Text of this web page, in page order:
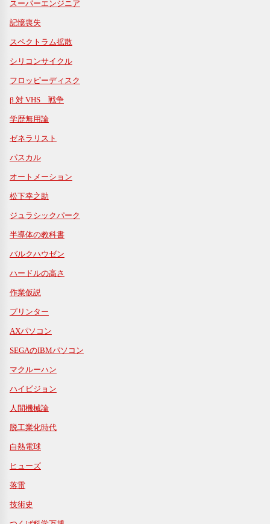
スーパーエンジニア
記憶喪失
スペクトラム拡散
シリコンサイクル
フロッピーディスク
β 対 VHS 戦争
学歴無用論
ゼネラリスト
パスカル
オートメーション
松下幸之助
ジュラシックパーク
半導体の教科書
バルクハウゼン
ハードルの高さ
作業仮説
プリンター
AXパソコン
SEGAのIBMパソコン
マクルーハン
ハイビジョン
人間機械論
脱工業化時代
白熱電球
ヒューズ
落雷
技術史